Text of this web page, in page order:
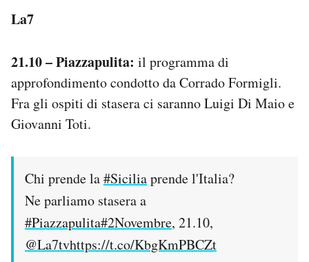
La7
21.10 – Piazzapulita: il programma di
approfondimento condotto da Corrado Formigli.
Fra gli ospiti di stasera ci saranno Luigi Di Maio e
Giovanni Toti.
Chi prende la#Siciliaprende l'Italia?
Ne parliamo stasera a
#Piazzapulita#2Novembre, 21.10,
@La7tvhttps://t.co/KbgKmPBCZt